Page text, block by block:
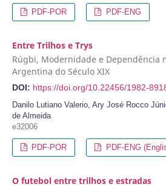
PDF-POR PDF-ENG
Entre Trilhos e Trys
Rúgbi, Modernidade e Dependência
Argentina do Século XIX
DOI: https://doi.org/10.22456/1982-
Danilo Lutiano Valerio, Ary José Rocco
de Almeida
e32006
PDF-POR PDF-ENG
O futebol entre trilhos e estradas